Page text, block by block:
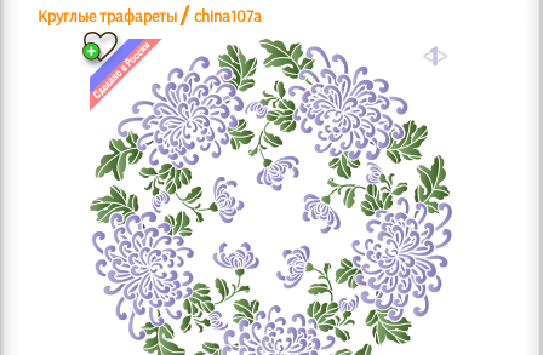
Круглые трафареты /china107a
a